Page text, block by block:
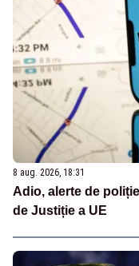
8 aug. 2026, 18:31
Adio, alerte de
de Justiție a UE